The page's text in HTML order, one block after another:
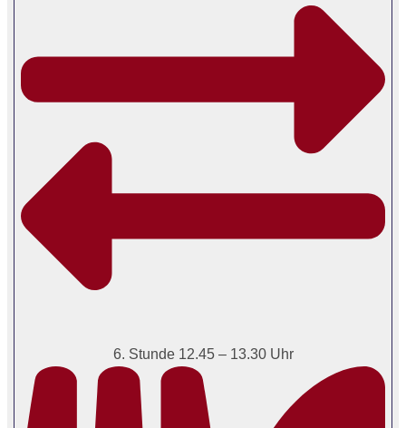
6. Stunde 12.45 – 13.30 Uhr